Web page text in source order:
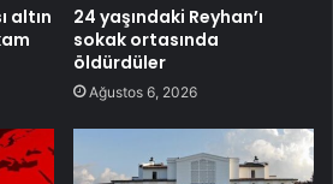
altın
24 yaşındaki Reyhan’ı
sokak ortasında
öldürdüler
Ağustos 6, 2026